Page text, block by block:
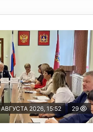
АВГУСТА 2026, 15:52 29